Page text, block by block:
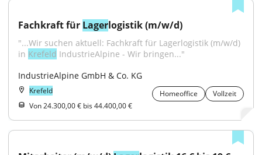
Fachkraft für Lagerlogistik (m/w/d)
"...Wir suchen aktuell: Fachkraft für Lagerlogistik (m/w/d)
in Krefeld IndustrieAlpine - Wir bringen..."
IndustrieAlpine GmbH & Co. KG
Krefeld Homeoffice
Vollzeit
Von 24.300,00 € bis 44.400,00 €